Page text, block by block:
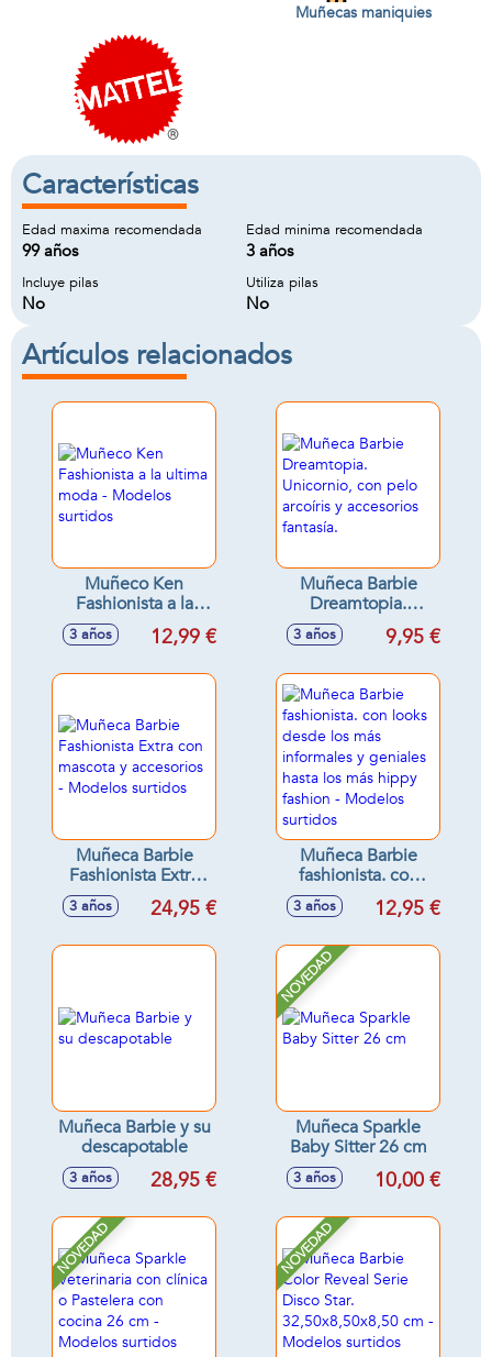
Muñecas maniquies
Características
Edad maxima recomendada
99 años
Edad minima recomendada
3 años
Incluye pilas
No
Utiliza pilas
No
Artículos relacionados
Muñeco Ken
Fashionista a la
ultima moda -
Modelos surtidos
3 años 12,99 €
Muñeca Barbie
Dreamtopia.
Unicornio, con pelo
arcoíris y accesorios
3 años 9,95 €
Muñeca Barbie
Fashionista Extra
con mascota y
accesorios -
3 años 24,95 €
Muñeca Barbie
fashionista. con
looks desde los
más informales y
más hippy fashion -
Modelos surtidos
3 años 12,95 €
Muñeca Barbie y su
descapotable
3 años 28,95 €
NOVEDAD
Muñeca Sparkle
Baby Sitter 26 cm
3 años 10,00 €
NOVEDAD NOVEDAD